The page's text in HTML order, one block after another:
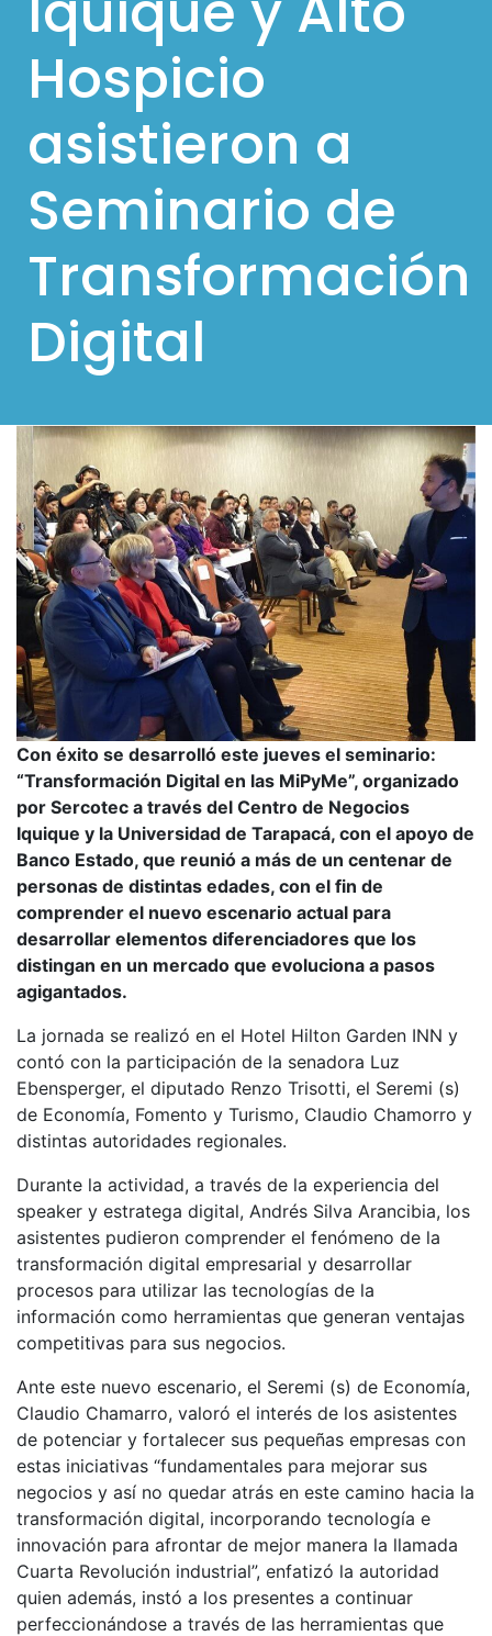
Hospicio
asistieron a
Seminario de
Transformación
Digital
Con éxito se desarrolló este jueves el seminario:
“Transformación Digital en las MiPyMe”, organizado
por Sercotec a través del Centro de Negocios
Iquique y la Universidad de Tarapacá, con el apoyo de
Banco Estado, que reunió a más de un centenar de
personas de distintas edades, con el fin de
comprender el nuevo escenario actual para
desarrollar elementos diferenciadores que los
distingan en un mercado que evoluciona a pasos
agigantados.
La jornada se realizó en el Hotel Hilton Garden INN y
contó con la participación de la senadora Luz
Ebensperger, el diputado Renzo Trisotti, el Seremi (s)
de Economía, Fomento y Turismo, Claudio Chamorro y
distintas autoridades regionales.
Durante la actividad, a través de la experiencia del
speaker y estratega digital, Andrés Silva Arancibia, los
asistentes pudieron comprender el fenómeno de la
transformación digital empresarial y desarrollar
procesos para utilizar las tecnologías de la
información como herramientas que generan ventajas
competitivas para sus negocios.
Ante este nuevo escenario, el Seremi (s) de Economía,
Claudio Chamarro, valoró el interés de los asistentes
de potenciar y fortalecer sus pequeñas empresas con
estas iniciativas “fundamentales para mejorar sus
negocios y así no quedar atrás en este camino hacia la
transformación digital, incorporando tecnología e
innovación para afrontar de mejor manera la llamada
Cuarta Revolución industrial”, enfatizó la autoridad
quien además, instó a los presentes a continuar
perfeccionándose a través de las herramientas que